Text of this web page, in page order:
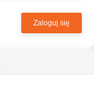
Zaloguj się